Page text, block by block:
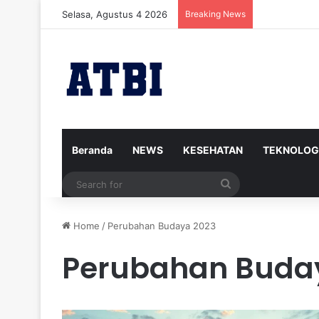
Selasa, Agustus 4 2026 Breaking News
Beranda NEWS KESEHATAN
Home / Perubahan Budaya 2023
Perubahan